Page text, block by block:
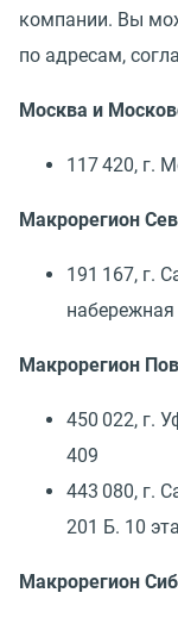
компании. Вы
по адресам,
Москва и
117 420, г.
Макрорегион
191 167, г.
Макрорегион
450 022, г.
409
443 080, г.
201 Б. 10
Макрорегион